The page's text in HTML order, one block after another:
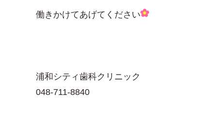
働きかけてあげてください
浦和シティ歯科クリニック
048-711-8840